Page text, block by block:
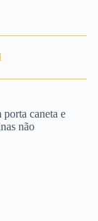
caneta e
não